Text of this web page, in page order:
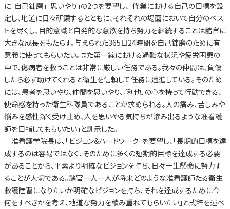
に「自己錬磨」「思いやり」の2つを要望し、「修業における自己の目標を設
定し、地道に日々研鑽するとともに、それぞれの場面において自分のベス
トを尽くし、目的意識と自発的な意欲を持ち努力を継続することは諸官に
大きな成長をもたらす。与えられた365日24時間を自己錬磨のために有
意義に使ってもらいたい。また第一線における過酷な状況や疲労困憊の
中で、傷病者を救うことは非常に厳しい任務である。我々の仲間は、負傷
したら必ず助けてくれると衛生を信頼して任務に邁進している。そのため
には、患者を思いやり、仲間を思いやり、『利他』の心を持って行動できる、
使命感を持った衛生科隊員であることが求められる。人の痛み、苦しみや
悩みを感性深く受け止め、人を思いやる気持ちが滲み出るような准看護
師を目指してもらいたい」と訓示した。
准看護学院長は、「ビジョン&ハードワーク」を要望し、「長期的目標を達
成するのは容易ではなく、そのために多くの短期的目標を達成する必要
があることから、平素より明確なビジョンを持ち、日々一生懸命に努力す
ることが大切である。諸官一人一人が将来どのような准看護師たる衛生
救護陸曹になりたいか明確なビジョンを持ち、それを達成するために今
何をすべきかを考え、地道な努力を積み重ねてもらいたい」と式辞を述べ